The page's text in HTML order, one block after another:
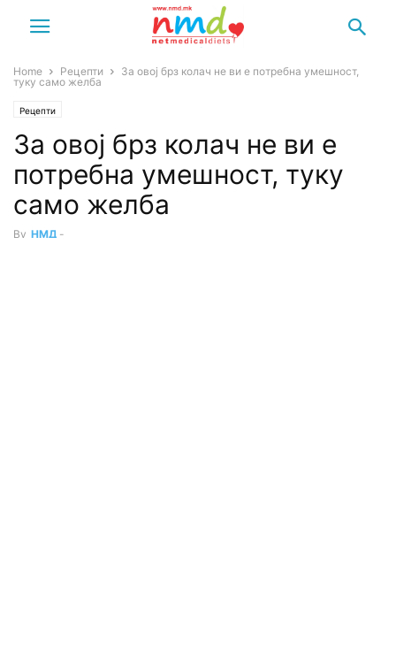
Home Рецепти
За овој брз колач не ви е потребна умешност,
туку само желба
Рецепти
За овој брз колач не ви е
потребна умешност, туку
само желба
By НМД -